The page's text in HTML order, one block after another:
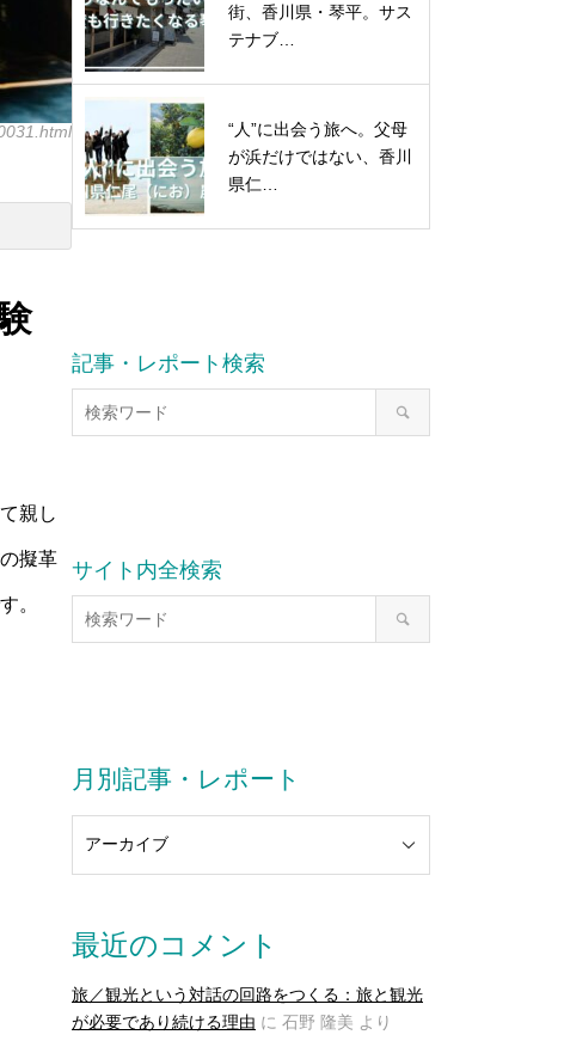
親し
擬革
。
街、香川県・琴平。サス
テナブ…
“人”に出会う旅へ。父母
が浜だけではない、香川
県仁…
記事・レポート検索
サイト内全検索
月別記事・レポート
最近のコメント
旅／観光という対話の回路をつくる：旅と観光
が必要であり続ける理由 に 石野 隆美 より